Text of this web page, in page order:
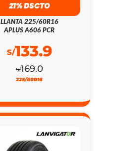
21% DSCTO
LLANTA 225/60R16
APLUS A606 PCR
S/169.0
S/133.9
225/60R16